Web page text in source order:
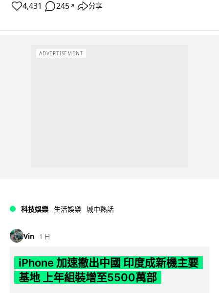
4,431 245 ↗ 分享
ADVERTISEMENT
科技娛樂 生活娛樂 城中熱話
Vin 1 日
iPhone 加速撤出中國 印度成新機主要
基地 上年組裝增至5500萬部